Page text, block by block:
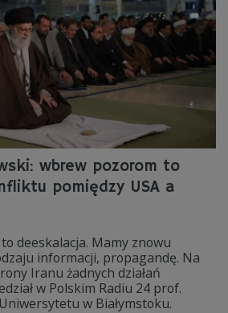
wbrew pozorom to
pomiędzy USA a
deeskalacja. Mamy znowu
informacji, propagandę. Na
Iranu żadnych działań
w Polskim Radiu 24 prof.
w Białymstoku.